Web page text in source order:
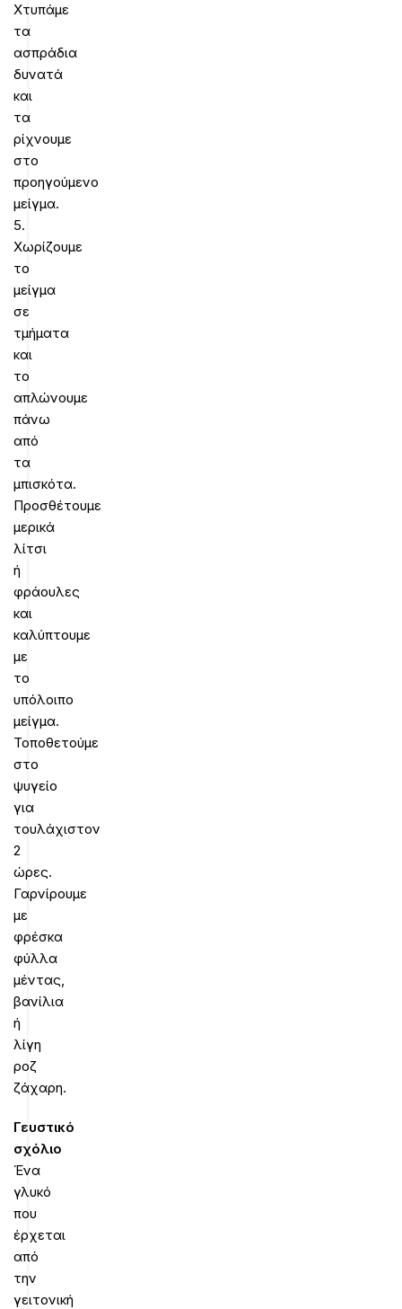
Χτυπάμε
τα
ασπράδια
δυνατά
και
τα
ρίχνουμε
στο
προηγούμενο
μείγμα.
5.
Χωρίζουμε
το
μείγμα
σε
τμήματα
και
το
απλώνουμε
πάνω
από
τα
μπισκότα.
Προσθέτουμε
μερικά
λίτσι
ή
φράουλες
και
καλύπτουμε
με
το
υπόλοιπο
μείγμα.
Τοποθετούμε
στο
ψυγείο
για
τουλάχιστον
2
ώρες.
Γαρνίρουμε
με
φρέσκα
φύλλα
μέντας,
βανίλια
ή
λίγη
ροζ
ζάχαρη.
Γευστικό
σχόλιο
Ένα
γλυκό
που
έρχεται
από
την
γειτονική